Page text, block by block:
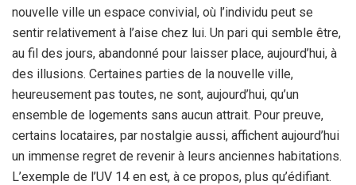
nouvelle ville un espace convivial, où l’individu peut se
sentir relativement à l’aise chez lui. Un pari qui semble être,
au fil des jours, abandonné pour laisser place, aujourd’hui, à
des illusions. Certaines parties de la nouvelle ville,
heureusement pas toutes, ne sont, aujourd’hui, qu’un
ensemble de logements sans aucun attrait. Pour preuve,
certains locataires, par nostalgie aussi, affichent aujourd’hui
un immense regret de revenir à leurs anciennes habitations.
L’exemple de l’UV 14 en est, à ce propos, plus qu’édifiant.